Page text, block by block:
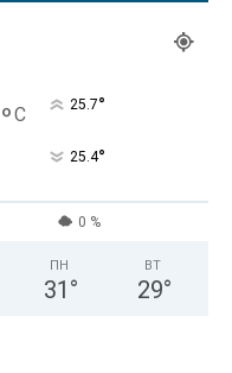
°C 25.7°
25.4°
0 %
ПН
31 °
ВТ
29°